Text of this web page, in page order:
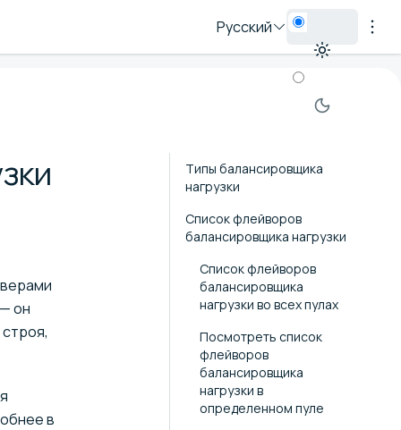
Русский
он
в
Типы балансировщика
нагрузки
Список флейворов
балансировщика нагрузки
Список флейворов
балансировщика
нагрузки во всех пулах
Посмотреть список
флейворов
балансировщика
нагрузки в
определенном пуле